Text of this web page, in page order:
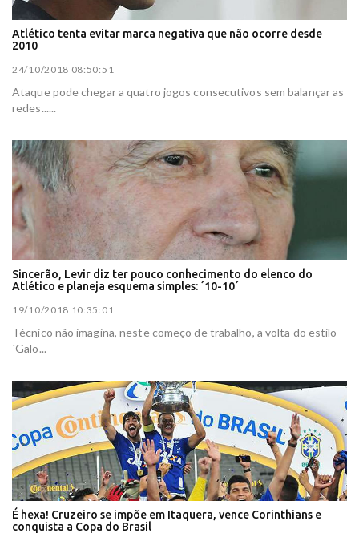
Atlético tenta evitar marca negativa que não ocorre desde
2010
24/10/2018 08:50:51
Ataque pode chegar a quatro jogos consecutivos sem balançar as
redes......
Sincerão, Levir diz ter pouco conhecimento do elenco do
Atlético e planeja esquema simples: ´10-10´
19/10/2018 10:35:01
Técnico não imagina, neste começo de trabalho, a volta do estilo
´Galo...
É hexa! Cruzeiro se impõe em Itaquera, vence Corinthians e
conquista a Copa do Brasil